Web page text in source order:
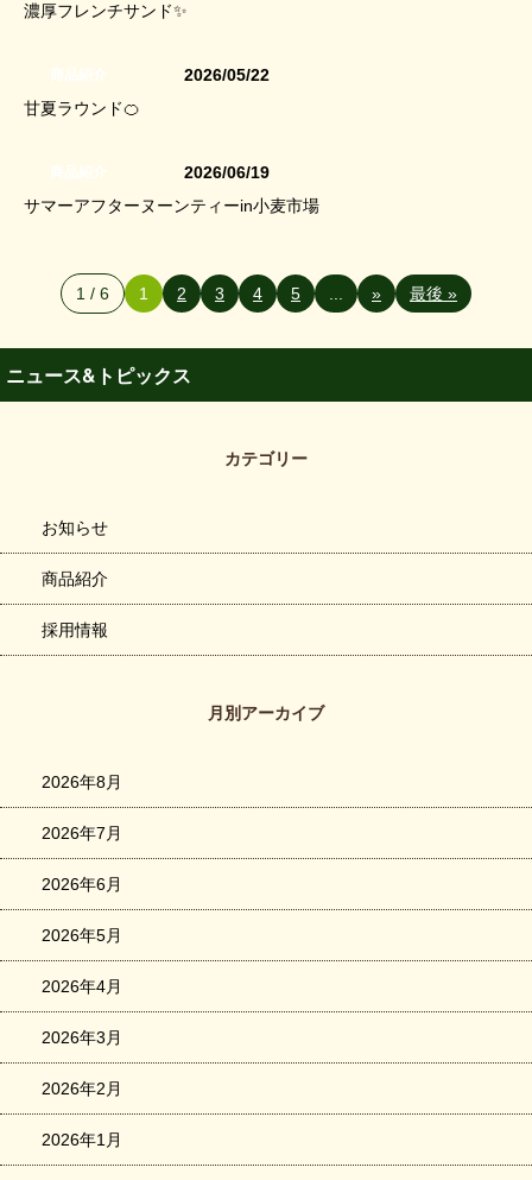
濃厚フレンチサンド✨
2026/05/22
甘夏ラウンド🍊
2026/06/19
サマーアフターヌーンティーin小麦市場
1 / 6 1 2 3 4 5 » 最後 »
ニュース&トピックス
カテゴリー
お知らせ
商品紹介
採用情報
月別アーカイブ
2026年8月
2026年7月
2026年6月
2026年5月
2026年4月
2026年3月
2026年2月
2026年1月